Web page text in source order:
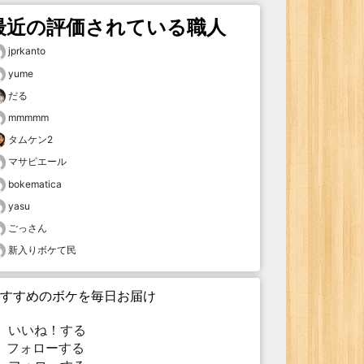
近の評価されている職人
jprkanto
yume
だる
mmmmm
タムケン2
マサピエール
bokematica
yasu
ごっさん
新入りボケて民
すめのボケを毎日お届け
いいね！する
ォローする